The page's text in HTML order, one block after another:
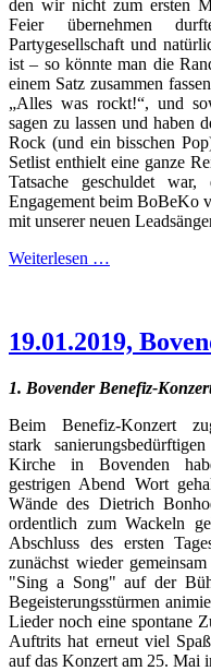
den wir nicht zum ersten
Feier übernehmen
Partygesellschaft und
ist – so könnte man die
einem Satz zusammen
„Alles was rockt!“, und
sagen zu lassen und haben
Rock (und ein bisschen
Setlist enthielt eine ganze
Tatsache geschuldet
Engagement beim BoBeKo
mit unserer neuen
Weiterlesen …
19.01.2019,
1. Bovender Benefiz-
Beim Benefiz-Konzert
stark
Kirche in Bovenden
gestrigen Abend Wort
Wände des Dietrich
ordentlich zum Wackeln
Abschluss des ersten
zunächst wieder
"Sing a Song" auf der
Begeisterungsstürmen
Lieder noch eine spontane
Auftrits hat erneut viel
auf das Konzert am 25. Mai